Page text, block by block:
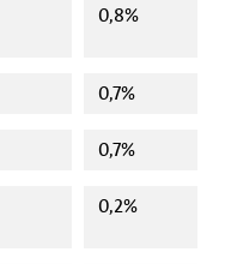
0,8%
0,7%
0,7%
0,2%